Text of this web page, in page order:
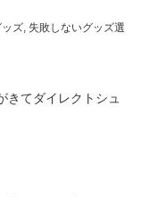
ズ, 失敗しないグッズ選
きてダイレクトシュ